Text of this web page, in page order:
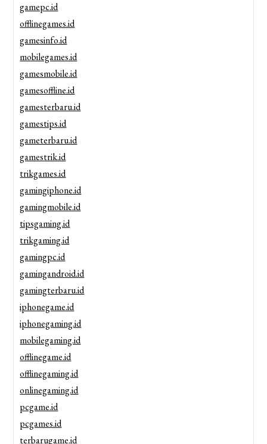
gamepc.id
offlinegames.id
gamesinfo.id
mobilegames.id
gamesmobile.id
gamesoffline.id
gamesterbaru.id
gamestips.id
gameterbaru.id
gamestrik.id
trikgames.id
gamingiphone.id
gamingmobile.id
tipsgaming.id
trikgaming.id
gamingpc.id
gamingandroid.id
gamingterbaru.id
iphonegame.id
iphonegaming.id
mobilegaming.id
offlinegame.id
offlinegaming.id
onlinegaming.id
pcgame.id
pcgames.id
terbarugame.id